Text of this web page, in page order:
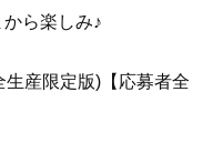
ら楽しみ♪
生産限定版)【応募者全